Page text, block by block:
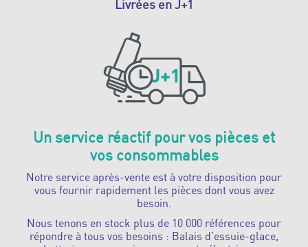
Livrées en J+1
Un service réactif pour vos pièces et
vos consommables
Notre service après-vente est à votre disposition pour
vous fournir rapidement les pièces dont vous avez
besoin.
Nous tenons en stock plus de 10 000 références pour
répondre à tous vos besoins : Balais d’essuie-glace,